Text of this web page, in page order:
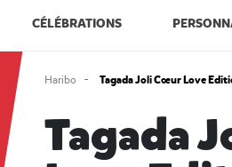
CÉLÉBRATIONS
Haribo Tagada Joli Cœur Love
Tagada